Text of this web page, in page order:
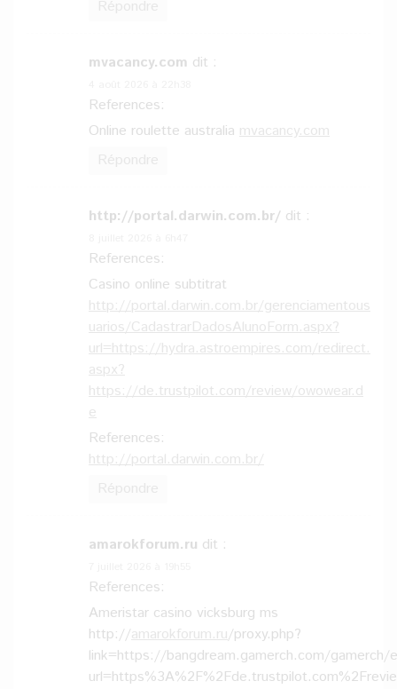
mvacancy.com dit :
References:
Online roulette australia mvacancy.com
http://portal.darwin.com.br/ dit :
References:
Casino online subtitrat
http://portal.darwin.com.br/gerenciamentous
uarios/CadastrarDadosAlunoForm.aspx?
url=https://hydra.astroempires.com/redirect.
aspx?
https://de.trustpilot.com/review/owowear.d
e
References:
http://portal.darwin.com.br/
amarokforum.ru dit :
References:
Ameristar casino vicksburg ms
http://amarokforum.ru/proxy.php?
link=https://bangdream.gamerch.com/gamerch/